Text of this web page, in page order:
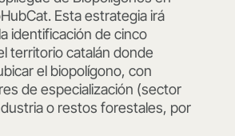
Esta estrategia irá
identificación de cinco
territorio catalán donde
el biopolígono, con
de especialización (sector
o restos forestales, por